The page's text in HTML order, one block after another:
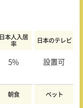
日本人入居
率
日本のテレビ
5% 設置可
朝食 ペット